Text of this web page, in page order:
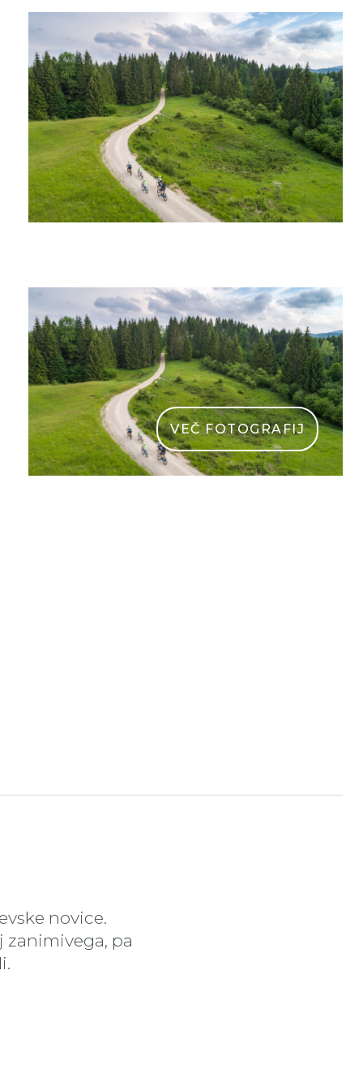
VEČ FOTOGRAFIJ
novice.
zanimivega, pa